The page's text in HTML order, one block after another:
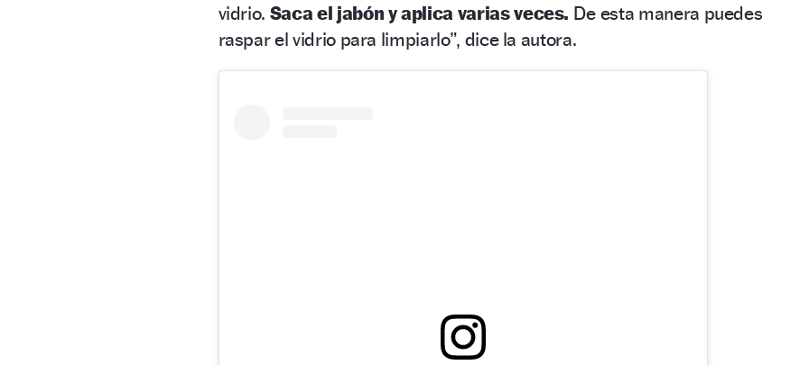
vidrio. Saca el jabón y aplica varias veces. De esta manera puedes
raspar el vidrio para limpiarlo”, dice la autora.